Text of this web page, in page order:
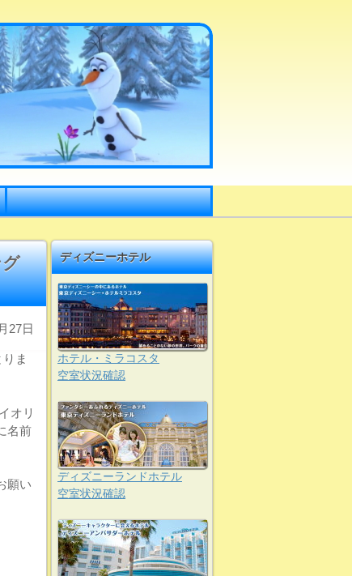
27日
ま
オリ
名前
願い
ディズニーホテル
ホテル・ミラコスタ
空室状況確認
ディズニーランドホテル
空室状況確認